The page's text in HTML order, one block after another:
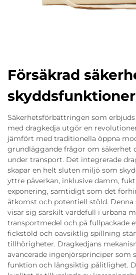
Försäkrad
skyddsfunktioner
Säkerhetsförbättringen som erbjuds
med dragkedja utgör en
jämfört med traditionella öppna
grundläggande frågor om säkerhet
under transport. Det integrerade
skapar en helt sluten miljö som
yttre påverkan, inklusive damm,
exponering, samtidigt som det
åtkomst och potentiell stöld. Denna
visar sig särskilt värdefull i urbana
transportmedel och på fullpackade
fickstöld och oavsiktlig spillning
tillhörigheter. Dragkedjans
avancerade ingenjörsprinciper som
funktion och långsiktig pålitlighet.